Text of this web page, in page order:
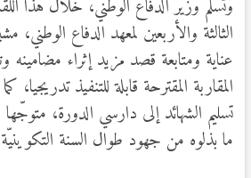
وتسلم وزير الدفاع الوطني، خلال هذا
الثالثة والأربعين لمعهد الدفاع
عناية ومتابعة قصد مزيد إثراء مضامينه
المقاربة المقترحة قابلة للتنفيذ تدريجيا،
تسليم الشهائد إلى دارسي الدورة، متوجّها
ما بذلوه من جهود طوال السنة